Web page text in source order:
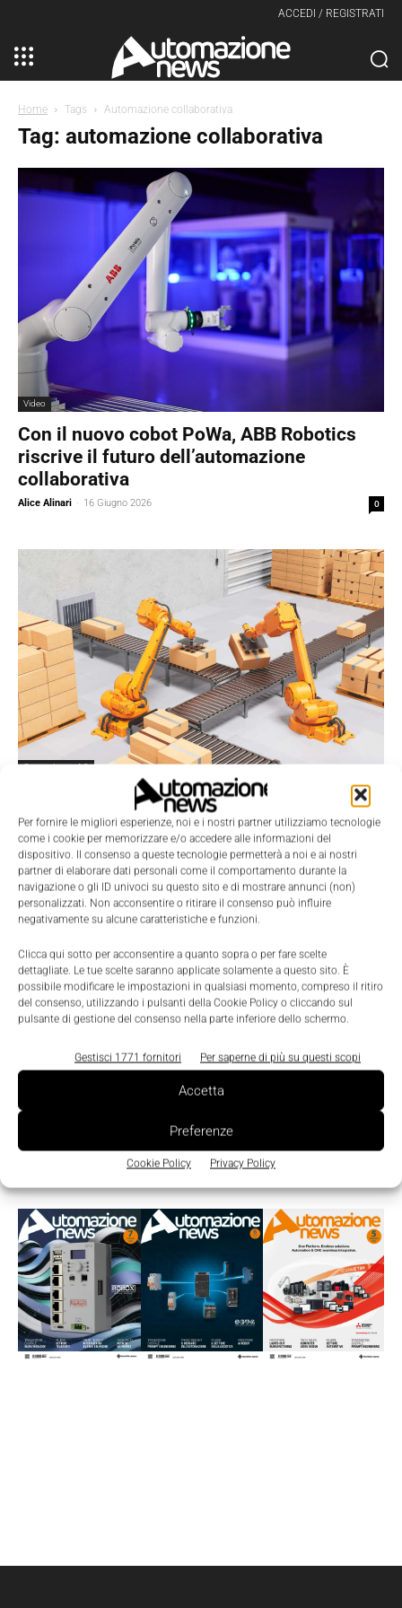
Per fornire le migliori esperienze, noi e i nostri partner utilizziamo tecnologie
come i cookie per memorizzare e/o accedere alle informazioni del
dispositivo. Il consenso a queste tecnologie permetterà a noi e ai nostri
partner di elaborare dati personali come il comportamento durante la
navigazione o gli ID univoci su questo sito e di mostrare annunci (non)
personalizzati. Non acconsentire o ritirare il consenso può influire
negativamente su alcune caratteristiche e funzioni.
Clicca qui sotto per acconsentire a quanto sopra o per fare scelte
dettagliate. Le tue scelte saranno applicate solamente a questo sito. È
possibile modificare le impostazioni in qualsiasi momento, compreso il ritiro
del consenso, utilizzando i pulsanti della Cookie Policy o cliccando sul
pulsante di gestione del consenso nella parte inferiore dello schermo.
Gestisci 1771 fornitori Per saperne di più su questi scopi
Accetta
Preferenze
Cookie Policy Privacy Policy
ACCEDI / REGISTRATI
Home Tags Automazione collaborativa
Tag: automazione collaborativa
Video
Con il nuovo cobot PoWa, ABB Robotics
riscrive il futuro dell’automazione
collaborativa
Alice Alinari - 16 Giugno 2026 0
Competenze 4.0
I vantaggi dell’automazione collaborativa
nel mondo della pallettizzazione
La Redazione - 26 Luglio 2022